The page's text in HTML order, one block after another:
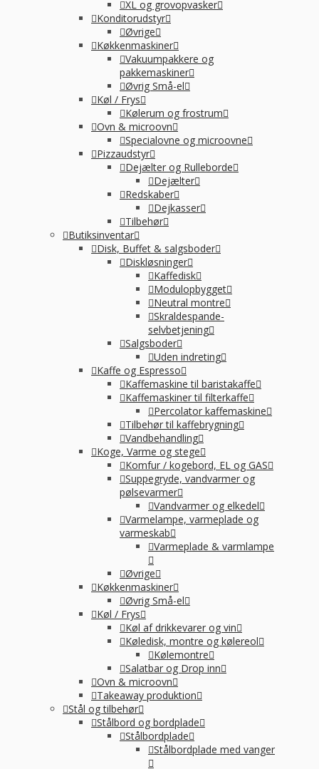
XL og grovopvasker
Konditorudstyr
Øvrige
Køkkenmaskiner
Vakuumpakkere og
pakkemaskiner
Øvrig Små-el
Køl / Frys
Kølerum og frostrum
Ovn & microovn
Specialovne og microovne
Pizzaudstyr
Dejælter og Rulleborde
Dejælter
Redskaber
Dejkasser
Tilbehør
Butiksinventar
Disk, Buffet & salgsboder
Diskløsninger
Kaffedisk
Modulopbygget
Neutral montre
Skraldespande-
selvbetjening
Salgsboder
Uden indreting
Kaffe og Espresso
Kaffemaskine til baristakaffe
Kaffemaskiner til filterkaffe
Percolator kaffemaskine
Tilbehør til kaffebrygning
Vandbehandling
Koge, Varme og stege
Komfur / kogebord, EL og GAS
Suppegryde, vandvarmer og
pølsevarmer
Vandvarmer og elkedel
Varmelampe, varmeplade og
varmeskab
Varmeplade & varmlampe
Øvrige
Køkkenmaskiner
Øvrig Små-el
Køl / Frys
Køl af drikkevarer og vin
Køledisk, montre og kølereol
Kølemontre
Salatbar og Drop inn
Ovn & microovn
Takeaway produktion
Stål og tilbehør
Stålbord og bordplade
Stålbordplade
Stålbordplade med vanger